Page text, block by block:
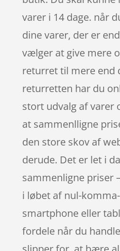
varer i 14 dage. når
dine varer, der er
vælger at give mere
returret til mere end
returretten har du
stort udvalg af varer
at sammenlligne
den store skov af
derude. Det er let i
sammenligne priser
i løbet af nul-
smartphone eller
fordele når du